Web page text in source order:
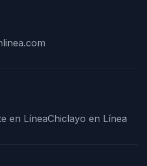
en LíneaChiclayo en Línea